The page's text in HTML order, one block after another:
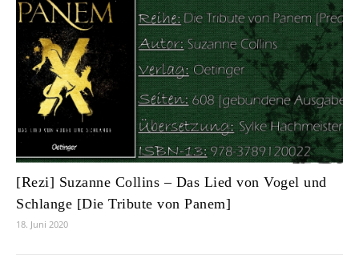
[Rezi] Suzanne Collins – Das Lied von Vogel und
Schlange [Die Tribute von Panem]
18. Juni 2020